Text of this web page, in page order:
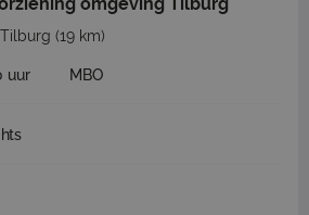
Tilburg (19 km)
uur MBO